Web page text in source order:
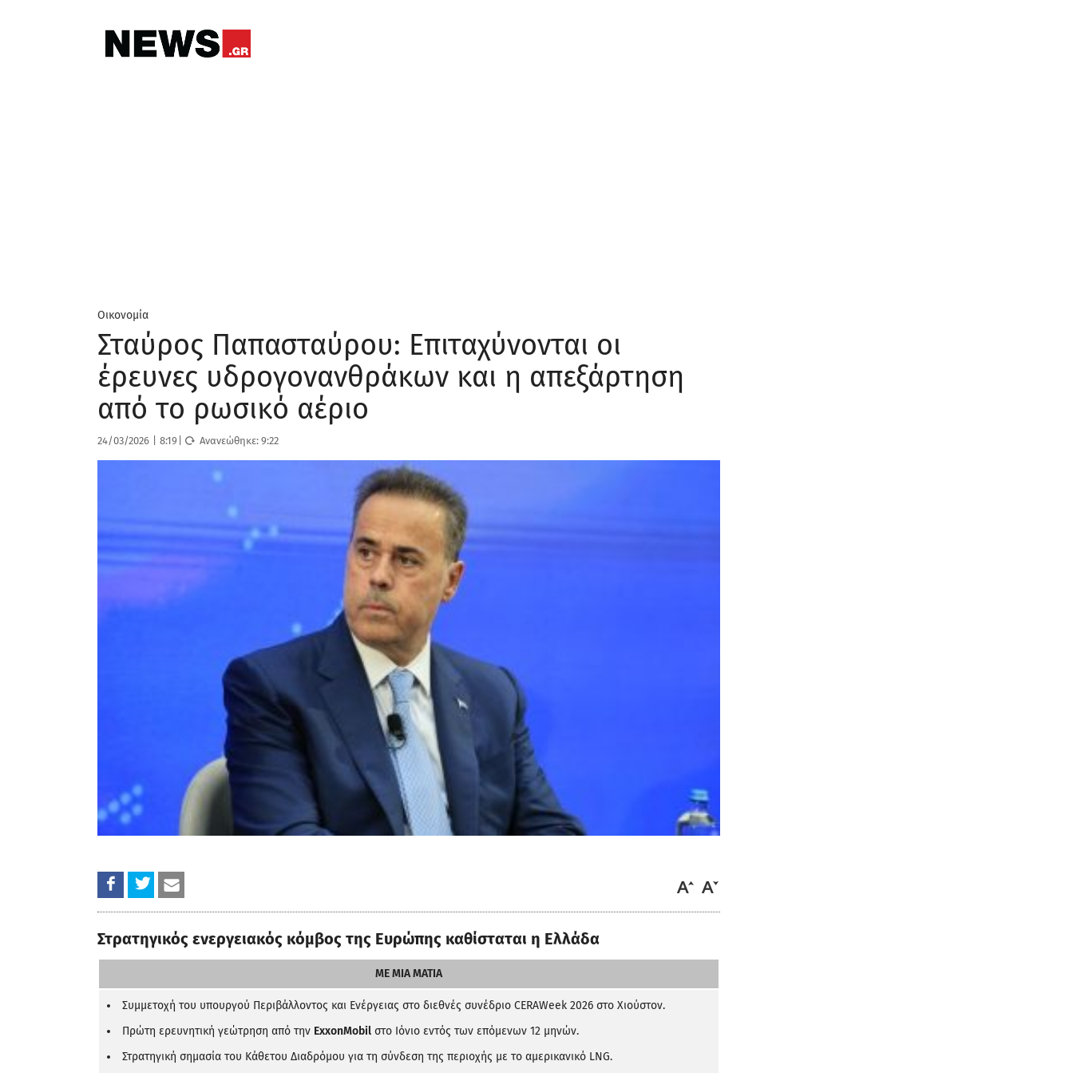
Οικονομία
Σταύρος Παπασταύρου: Επιταχύνονται οι
έρευνες υδρογονανθράκων και η απεξάρτηση
από το ρωσικό αέριο
24/03/2026 8:19 Ανανεώθηκε:9:22
Στρατηγικός ενεργειακός κόμβος της Ευρώπης καθίσταται η Ελλάδα
ΜΕ ΜΙΑ ΜΑΤΙΑ
Συμμετοχή του υπουργού Περιβάλλοντος και Ενέργειας στο διεθνές συνέδριο CERAWeek 2026 στο Χιούστον.
Πρώτη ερευνητική γεώτρηση από την ExxonMobil στο Ιόνιο εντός των επόμενων 12 μηνών.
Στρατηγική σημασία του Κάθετου Διαδρόμου για τη σύνδεση της περιοχής με το αμερικανικό LNG.